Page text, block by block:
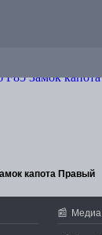
капота Правый
📰 Медиа